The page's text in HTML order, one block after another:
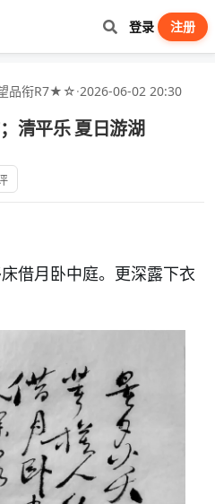
登录 注册
品衔R7★☆·2026-06-02 20:30
清平乐 夏日游湖
借月卧中庭。更深露下衣